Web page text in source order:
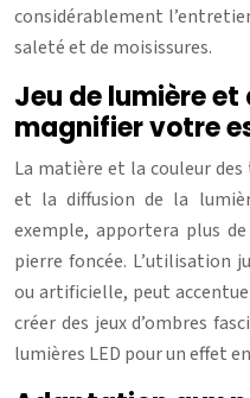
considérablement
saleté et de moisissures.
Jeu de lumière et
magnifier votre
La matière et la couleur
et la diffusion de la
exemple, apportera plus
pierre foncée. L’utilisation
ou artificielle, peut
créer des jeux d’ombres
lumières LED pour un effet